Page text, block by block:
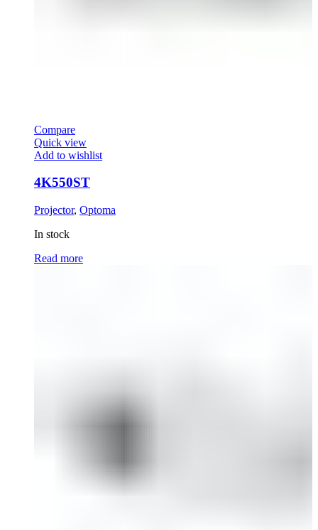
Compare
Quick view
Add to wishlist
4K550ST
Projector, Optoma
In stock
Read more